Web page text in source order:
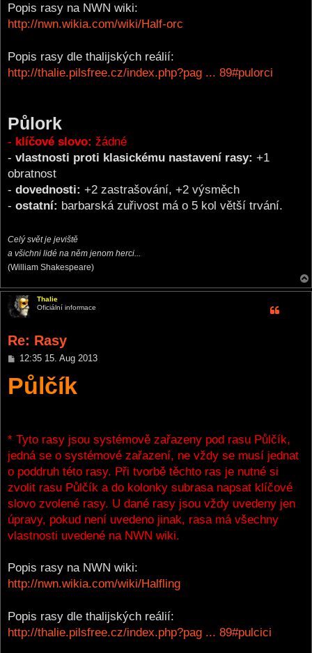
Popis rasy na NWN wiki:
http://nwn.wikia.com/wiki/Half-orc
Popis rasy dle thalijských reálií:
http://thalie.pilsfree.cz/index.php?pag ... 89#pulorci
Půlork
- klíčové slovo: žádné
- vlastnosti proti klasickému nastavení rasy: +1
obratnost
- dovednosti: +2 zastrašování, +2 výsměch
- ostatní: barbarská zuřivost má o 5 kol větší trvání.
Celý svět je jeviště
a všichni lidé na něm jenom herci...
(William Shakespeare)
Thalie
Oficiální informace
Re: Rasy
P
s
t
12:35 15. Aug 2013
Půlčík
* Tyto rasy jsou systémově zařazeny pod rasu Půlčík,
jedná se o systémové zařazení, ne vždy se musí jednat
o poddruh této rasy. Při tvorbě těchto ras je nutné si
zvolit rasu Půlčík a do kolonky subrasa napsat klíčové
slovo zvolené rasy. U dané rasy jsou vždy uvedeny jen
úpravy, pokud není uvedeno jinak, rasa má všechny
vlastnosti uvedené na NWN wiki.
Popis rasy na NWN wiki:
http://nwn.wikia.com/wiki/Halfling
Popis rasy dle thalijských reálií:
http://thalie.pilsfree.cz/index.php?pag ... 89#pulcici